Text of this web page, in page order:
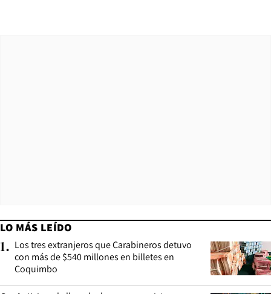
LO MÁS LEÍDO
1. Los tres extranjeros que Carabineros detuvo
con más de $540 millones en billetes en
Coquimbo